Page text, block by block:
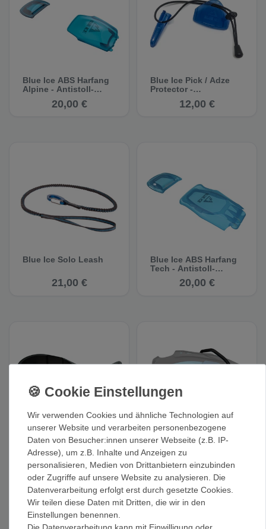
Blue Ice ABS Harfang
Alpine - Antistoll-
20,00 €
Blue Ice Pick / Adze
Protector -
12,00 €
Blue Ice Solo Leash
21,00 €
Blue Ice ABS Harfang
Tech - Antistoll-
20,00 €
Blue Ice Tech Pommel
24,00 €
Blue Ice Compact Toe
Bails - Steigeisen
Zehenbügel20,00 €
Wir verwenden Cookies und ähnliche Technologien auf
unserer Website und verarbeiten personenbezogene
Daten von Besucher:innen unserer Webseite (z.B. IP-
Adresse), um z.B. Inhalte und Anzeigen zu
personalisieren, Medien von Drittanbietern einzubinden
oder Zugriffe auf unsere Website zu analysieren. Die
Datenverarbeitung erfolgt erst durch gesetzte Cookies.
Wir teilen diese Daten mit Dritten, die wir in den
Einstellungen benennen.
Die Datenverarbeitung kann mit Einwilligung oder